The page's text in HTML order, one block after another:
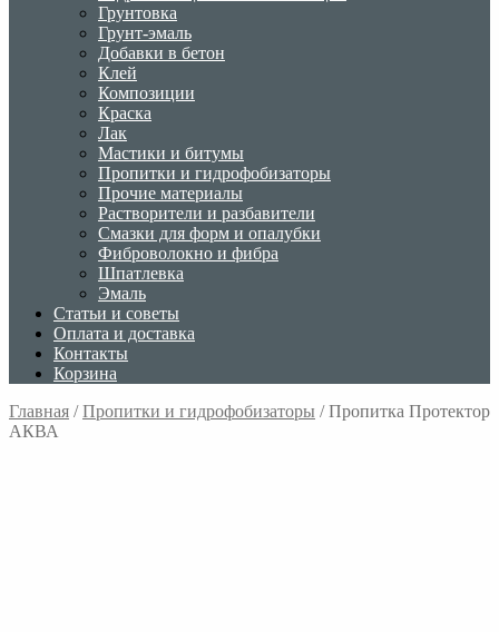
Грунтовка
Грунт-эмаль
Добавки в бетон
Клей
Композиции
Краска
Лак
Мастики и битумы
Пропитки и гидрофобизаторы
Прочие материалы
Растворители и разбавители
Смазки для форм и опалубки
Фиброволокно и фибра
Шпатлевка
Эмаль
Статьи и советы
Оплата и доставка
Контакты
Корзина
Главная /Пропитки и гидрофобизаторы /Пропитка Протектор
АКВА